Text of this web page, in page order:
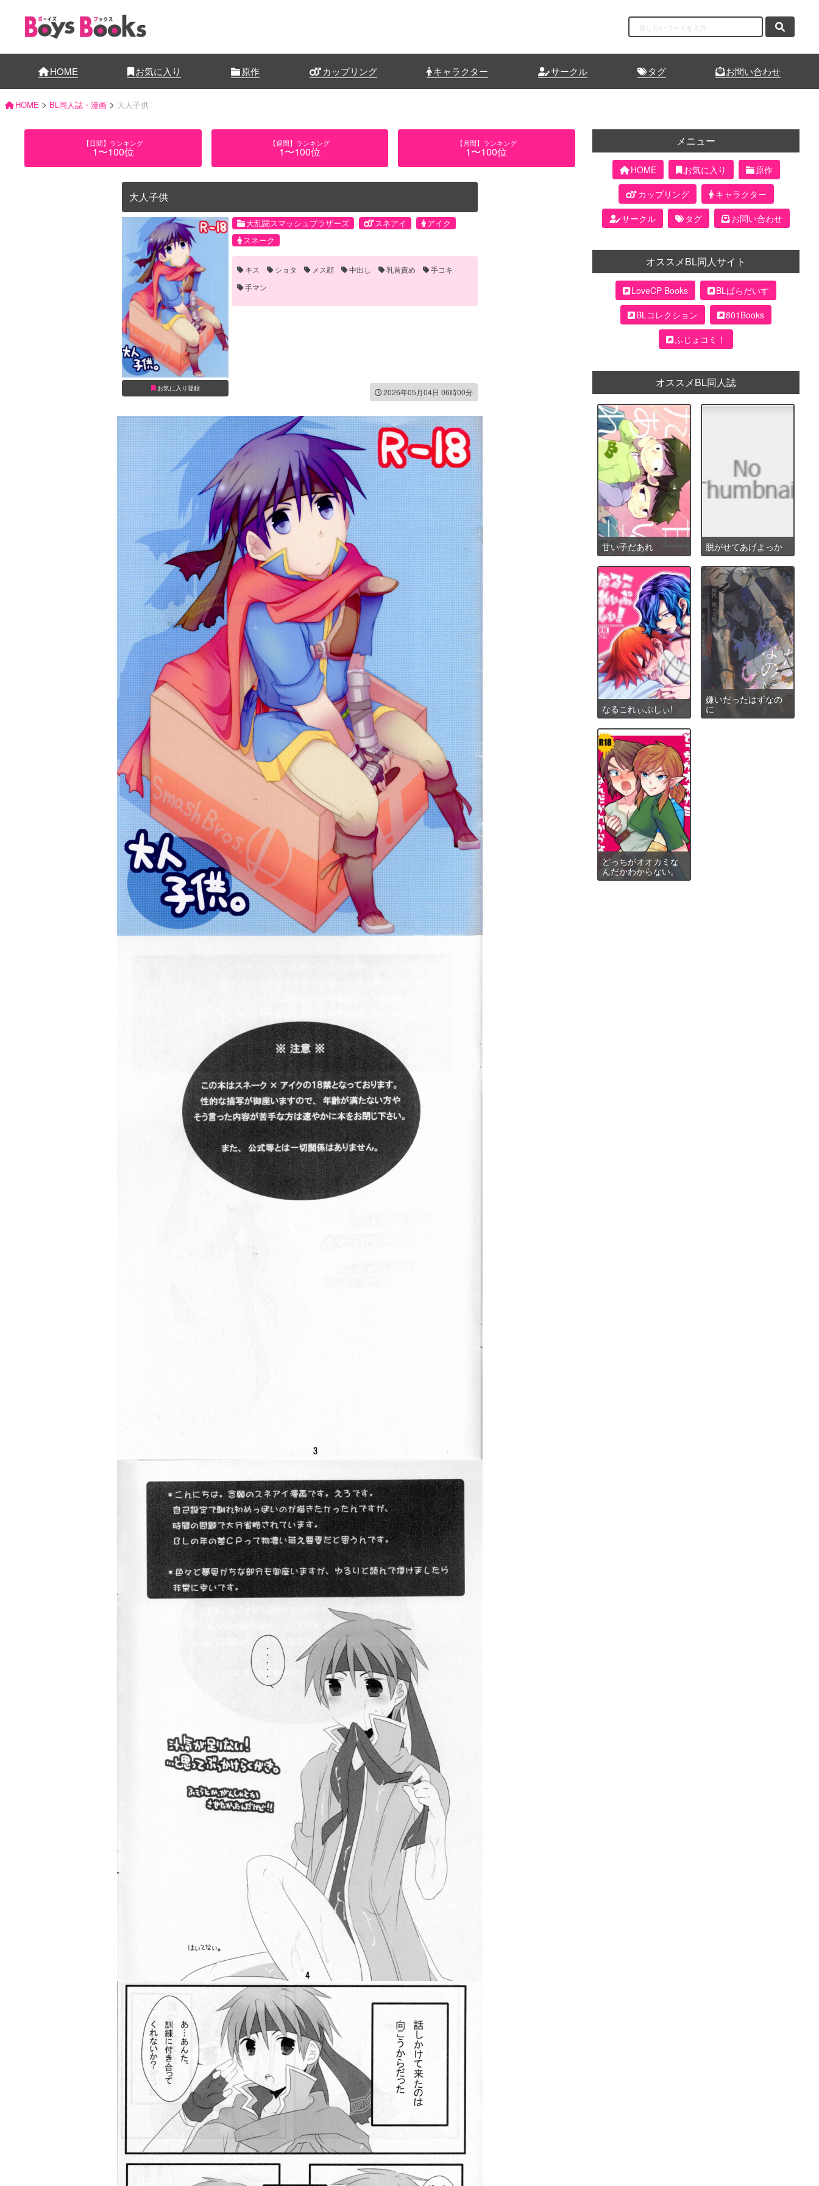
HOME お気に入り 原作 カップリング キャラクター サークル タグ お問い合わせ
HOME > BL同人誌・漫画 > 大人子供
【日間】ランキング
1〜100位
【週間】ランキング
1〜100位
【月間】ランキング
1〜100位
大人子供
お気に入り登録
大乱闘スマッシュブラザーズ スネアイ
アイク
スネーク
キス ショタ メス顔 中出し 乳首責め
手コキ
手マン
2026年05月04日 06時00分
メニュー
HOME お気に入り
原作
カップリング
キャラクター
サークル
タグ お問い合わせ
オススメBL同人サイト
LoveCP Books
BLぱらだいす
BLコレクション
801Books
ふじょコミ！
オススメBL同人誌
甘い子だあれ 脱がせてあげよっか
なるこれぃぷしぃ!
嫌いだったはずなの
に
どっちがオオカミな
んだかわからない。